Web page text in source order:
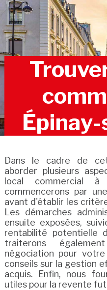
Dans le cadre de
aborder plusieurs
local commercial à
commencerons par
avant d'établir les
Les démarches
ensuite exposées,
rentabilité potentielle
traiterons
négociation pour
conseils sur la gestion
acquis. Enfin, nous
utiles pour la revente